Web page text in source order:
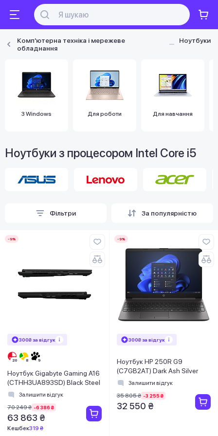
Комп'ютерна техніка і мережеве
обладнання
Ноутбуки
З Windows Для роботи Для навчання
Ноутбуки з процесором Intel Core i5
Фільтри За популярністю
-9%
300₴ за відгук
Ноутбук Gigabyte Gaming A16
(CTHH3UA893SD) Black Steel
Залишити відгук
70 249 ₴ -6 386 ₴
63 863 ₴
Кешбек319 ₴
-9%
300₴ за відгук
Ноутбук HP 250R G9
(C7GB2AT) Dark Ash Silver
Залишити відгук
35 805 ₴ -3 255 ₴
32 550 ₴